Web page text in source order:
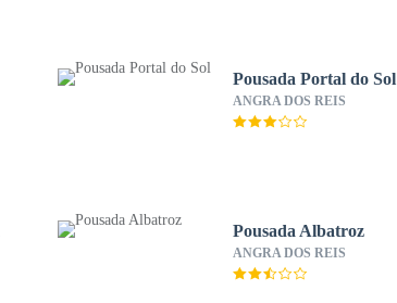
Pousada Portal do Sol
ANGRA DOS REIS
Pousada Albatroz
ANGRA DOS REIS